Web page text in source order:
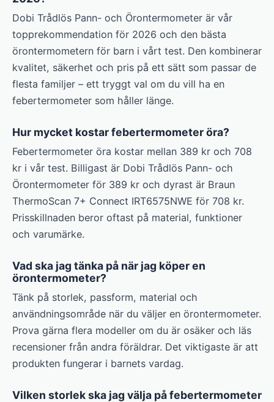
Dobi Trådlös Pann- och Örontermometer är vår
topprekommendation för 2026 och den bästa
örontermometern för barn i vårt test. Den kombinerar
kvalitet, säkerhet och pris på ett sätt som passar de
flesta familjer – ett tryggt val om du vill ha en
febertermometer som håller länge.
Hur mycket kostar febertermometer öra?
Febertermometer öra kostar mellan 389 kr och 708
kr i vår test. Billigast är Dobi Trådlös Pann- och
Örontermometer för 389 kr och dyrast är Braun
ThermoScan 7+ Connect IRT6575NWE för 708 kr.
Prisskillnaden beror oftast på material, funktioner
och varumärke.
Vad ska jag tänka på när jag köper en
örontermometer?
Tänk på storlek, passform, material och
användningsområde när du väljer en örontermometer.
Prova gärna flera modeller om du är osäker och läs
recensioner från andra föräldrar. Det viktigaste är att
produkten fungerar i barnets vardag.
Vilken storlek ska jag välja på febertermometer